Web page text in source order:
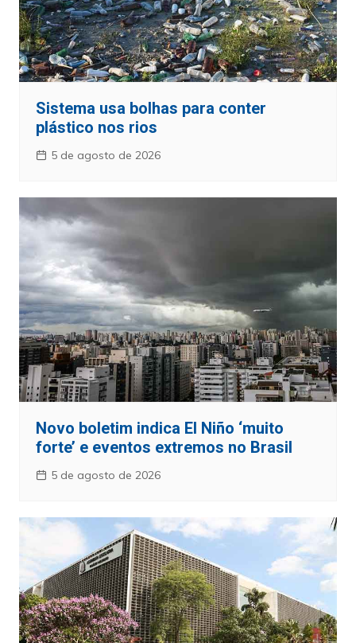
Sistema usa bolhas para conter
plástico nos rios
5 de agosto de 2026
Novo boletim indica El Niño ‘muito
forte’ e eventos extremos no Brasil
5 de agosto de 2026